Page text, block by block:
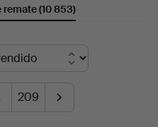
remate(10 853)
209